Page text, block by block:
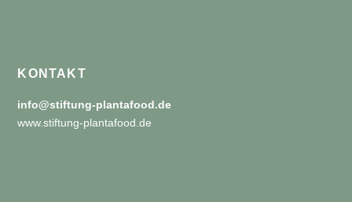
KONTAKT
info@stiftung-plantafood.de
www.stiftung-plantafood.de